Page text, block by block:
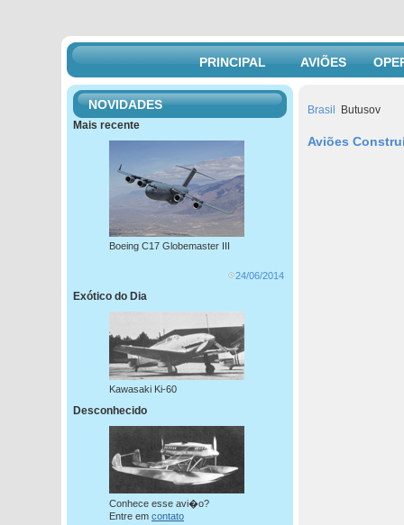
PRINCIPAL AVIÕES
Brasil Butusov
Aviões
NOVIDADES
Mais recente
Boeing C17 Globemaster III
24/06/2014
Exótico do Dia
Kawasaki Ki-60
Desconhecido
Conhece esse avi�o?
Entre em contato